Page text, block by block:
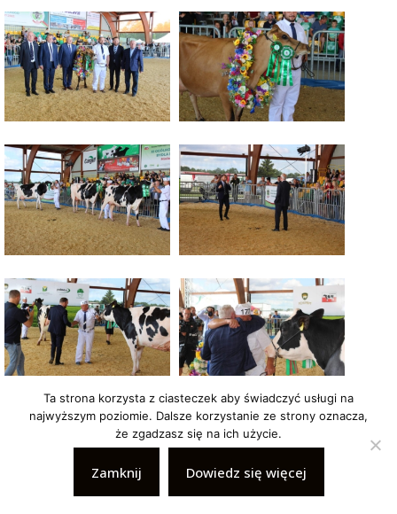
Ta strona korzysta z ciasteczek aby świadczyć usługi na
najwyższym poziomie. Dalsze korzystanie ze strony oznacza,
że zgadzasz się na ich użycie.
Zamknij Dowiedz się więcej